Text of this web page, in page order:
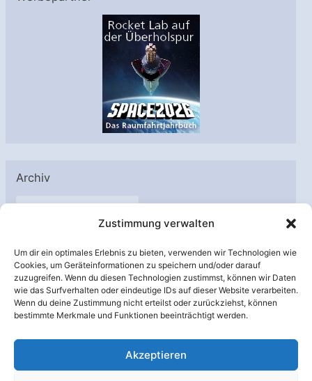
Zustimmung verwalten
Um dir ein optimales Erlebnis zu bieten, verwenden wir Technologien wie
Cookies, um Geräteinformationen zu speichern und/oder darauf
zuzugreifen. Wenn du diesen Technologien zustimmst, können wir Daten
wie das Surfverhalten oder eindeutige IDs auf dieser Website verarbeiten.
Wenn du deine Zustimmung nicht erteilst oder zurückziehst, können
bestimmte Merkmale und Funktionen beeinträchtigt werden.
Akzeptieren
Archiv
A
h
i
v
Unterstützt von: